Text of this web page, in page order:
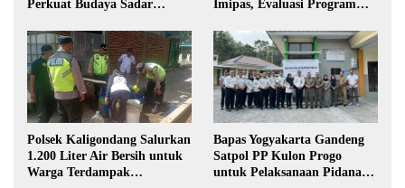
Perkuat Budaya Sadar
Imipas, Evaluasi Program
Polsek Kaligondang Salurkan
1.200 Liter Air Bersih untuk
Warga Terdampak
Bapas Yogyakarta Gandeng
Satpol PP Kulon Progo
untuk Pelaksanaan Pidana